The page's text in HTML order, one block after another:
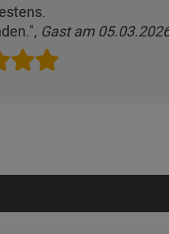
Gast am